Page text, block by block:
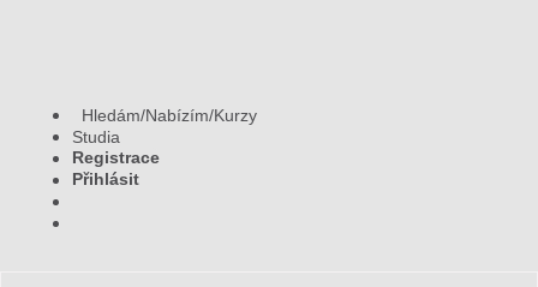
Hledám/Nabízím/Kurzy
Studia
Registrace
Přihlásit